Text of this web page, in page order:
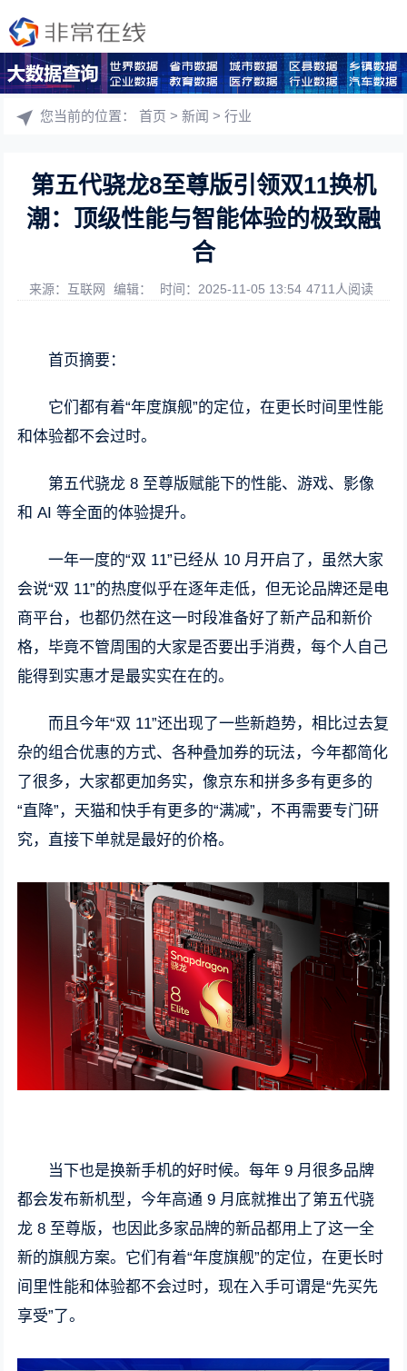
您当前的位置：首页 >新闻 >行业
第五代骁龙8至尊版引领双11换机
潮：顶级性能与智能体验的极致融
合
来源：互联网 编辑： 时间：2025-11-05 13:54 4711人阅读
首页摘要：
它们都有着“年度旗舰”的定位，在更长时间里性能
和体验都不会过时。
第五代骁龙 8 至尊版赋能下的性能、游戏、影像
和 AI 等全面的体验提升。
一年一度的“双 11”已经从 10 月开启了，虽然大家
会说“双 11”的热度似乎在逐年走低，但无论品牌还是电
商平台，也都仍然在这一时段准备好了新产品和新价
格，毕竟不管周围的大家是否要出手消费，每个人自己
能得到实惠才是最实实在在的。
而且今年“双 11”还出现了一些新趋势，相比过去复
杂的组合优惠的方式、各种叠加券的玩法，今年都简化
了很多，大家都更加务实，像京东和拼多多有更多的
“直降”，天猫和快手有更多的“满减”，不再需要专门研
究，直接下单就是最好的价格。
当下也是换新手机的好时候。每年 9 月很多品牌
都会发布新机型，今年高通 9 月底就推出了第五代骁
龙 8 至尊版，也因此多家品牌的新品都用上了这一全
新的旗舰方案。它们有着“年度旗舰”的定位，在更长时
间里性能和体验都不会过时，现在入手可谓是“先买先
享受”了。